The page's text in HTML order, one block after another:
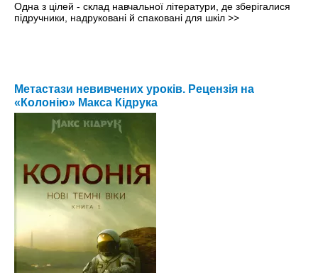
Одна з цілей - склад навчальної літератури, де зберігалися
підручники, надруковані й спаковані для шкіл >>
Метастази невивчених уроків. Рецензія на
«Колонію» Макса Кідрука